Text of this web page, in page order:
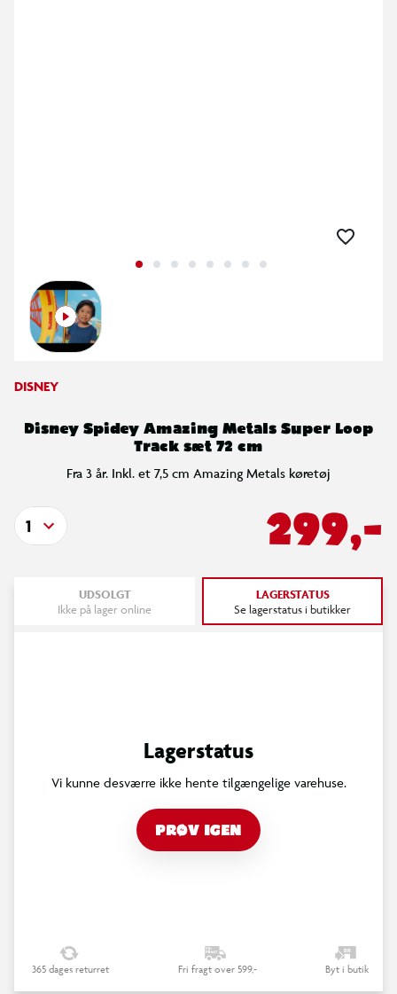
DISNEY
Disney Spidey Amazing Metals Super Loop
Track sæt 72 cm
Fra 3 år. Inkl. et 7,5 cm Amazing Metals køretøj
299,-
1
UDSOLGT
Ikke på lager online
LAGERSTATUS
Se lagerstatus i butikker
Lagerstatus
Vi kunne desværre ikke hente tilgængelige varehuse.
PRØV IGEN
365 dages returret Fri fragt over 599,- Byt i butik